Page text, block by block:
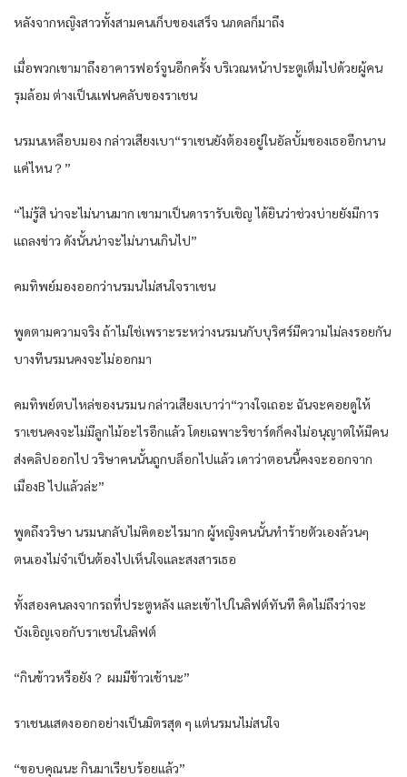
หลังจากหญิงสาวทั้งสามคนเก็บของเสร็จ นภดลก็มาถึง
เมื่อพวกเขามาถึงอาคารฟอร์จูนอีกครั้ง บริเวณหน้าประตูเต็มไปด้วยผู้คน
รุมล้อม ต่างเป็นแฟนคลับของราเชน
นรมนเหลือบมอง กล่าวเสียงเบา“ราเชนยังต้องอยู่ในอัลบั้มของเธออีกนาน
แค่ไหน？”
“ไม่รู้สิ น่าจะไม่นานมาก เขามาเป็นดารารับเชิญ ได้ยินว่าช่วงบ่ายยังมีการ
แถลงข่าว ดังนั้นน่าจะไม่นานเกินไป”
คมทิพย์มองออกว่านรมนไม่สนใจราเชน
พูดตามความจริง ถ้าไม่ใช่เพราะระหว่างนรมนกับบุริศร์มีความไม่ลงรอยกัน
บางทีนรมนคงจะไม่ออกมา
คมทิพย์ตบไหล่ของนรมน กล่าวเสียงเบาว่า“วางใจเถอะ ฉันจะคอยดูให้
ราเชนคงจะไม่มีลูกไม้อะไรอีกแล้ว โดยเฉพาะริชาร์ดก็คงไม่อนุญาตให้มีคน
ส่งคลิปออกไป วริษาคนนั้นถูกบล็อกไปแล้ว เดาว่าตอนนี้คงจะออกจาก
เมืองB ไปแล้วล่ะ”
พูดถึงวริษา นรมนกลับไม่คิดอะไรมาก ผู้หญิงคนนั้นทำร้ายตัวเองล้วนๆ
ตนเองไม่จำเป็นต้องไปเห็นใจและสงสารเธอ
ทั้งสองคนลงจากรถที่ประตูหลัง และเข้าไปในลิฟต์ทันที คิดไม่ถึงว่าจะ
บังเอิญเจอกับราเชนในลิฟต์
“กินข้าวหรือยัง？ ผมมีข้าวเช้านะ”
ราเชนแสดงออกอย่างเป็นมิตรสุด ๆ แต่นรมนไม่สนใจ
“ขอบคุณนะ กินมาเรียบร้อยแล้ว”